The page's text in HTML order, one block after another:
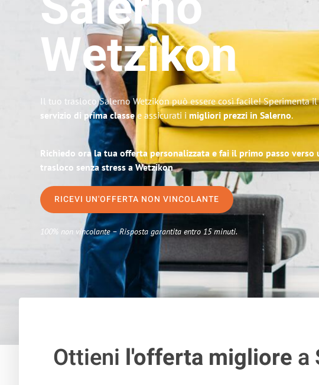
Wetzikon
Il tuo trasloco Salerno Wetzikon può essere così facile! Sperimenta
servizio di prima classee assicurati i migliori prezzi in Salerno.
Richiedo ora la tua offerta personalizzata e fai il primo passo verso
trasloco senza stress a Wetzikon
RICEVI UN'OFFERTA NON VINCOLANTE
100% non vincolante – Risposta garantita entro 15 minuti.
Ottieni l'offerta migliorea